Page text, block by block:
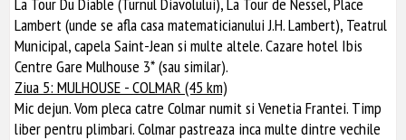
Lambert (unde se afla casa matematicianului J.H. Lambert), Teatrul
Municipal, capela Saint-Jean si multe altele. Cazare hotel Ibis
Centre Gare Mulhouse 3* (sau similar).
Ziua 5: MULHOUSE - COLMAR (45 km)
Mic dejun. Vom pleca catre Colmar numit si Venetia Frantei. Timp
liber pentru plimbari. Colmar pastreaza inca multe dintre vechile